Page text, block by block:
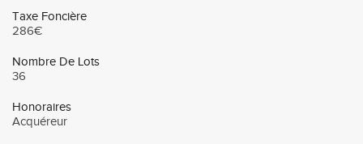
Taxe Foncière
286€
Nombre De Lots
36
Honoraires
Acquéreur